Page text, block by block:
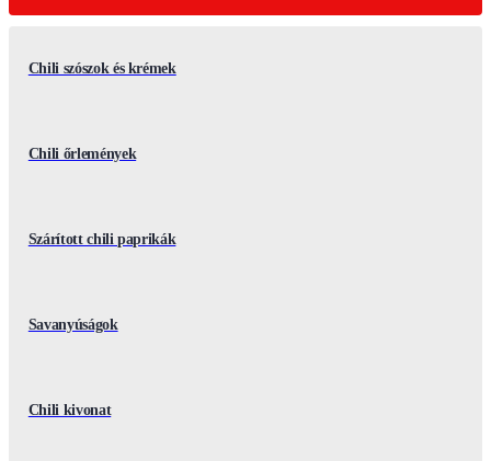
Chili szószok és krémek
Chili őrlemények
Szárított chili paprikák
Savanyúságok
Chili kivonat